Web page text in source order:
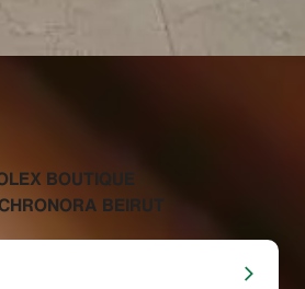
BOUTIQUE
BEIRUT‬